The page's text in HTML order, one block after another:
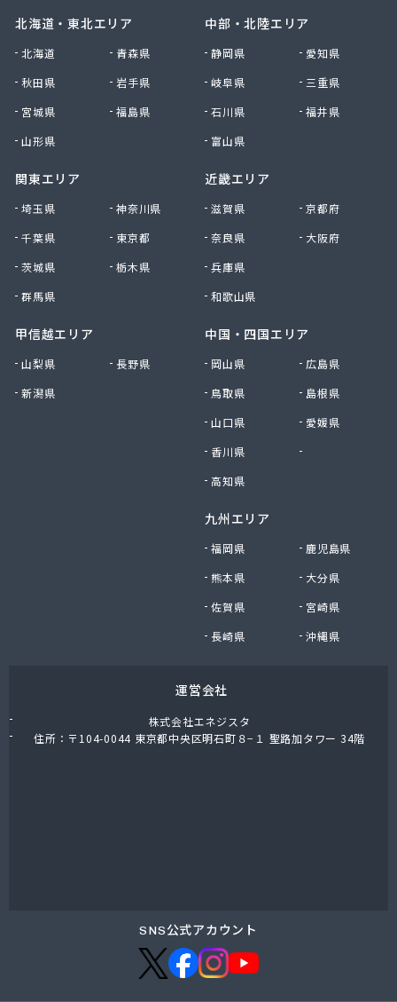
北海道・東北エリア
北海道
青森県
秋田県
岩手県
宮城県
福島県
山形県
関東エリア
埼玉県
神奈川県
千葉県
東京都
茨城県
栃木県
群馬県
甲信越エリア
山梨県
長野県
新潟県
中部・北陸エリア
静岡県
愛知県
岐阜県
三重県
石川県
福井県
富山県
近畿エリア
滋賀県
京都府
奈良県
大阪府
兵庫県
和歌山県
中国・四国エリア
岡山県
広島県
鳥取県
島根県
山口県
愛媛県
香川県
高知県
九州エリア
福岡県
鹿児島県
熊本県
大分県
佐賀県
宮崎県
長崎県
沖縄県
運営会社
株式会社エネジスタ
住所：〒104-0044 東京都中央区明石町８−１ 聖路加タワー 34階
SNS公式アカウント